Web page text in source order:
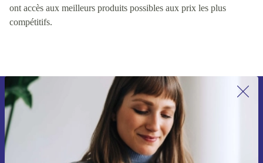
ont accès aux meilleurs produits possibles aux prix les plus
compétitifs.
Recevoir offres et infos de refurbed
par mail
Ne manquez plus aucune offre.